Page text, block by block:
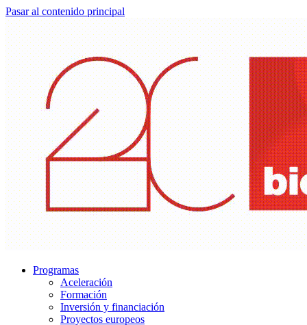
Pasar al contenido principal
Programas
Aceleración
Formación
Inversión y financiación
Proyectos europeos